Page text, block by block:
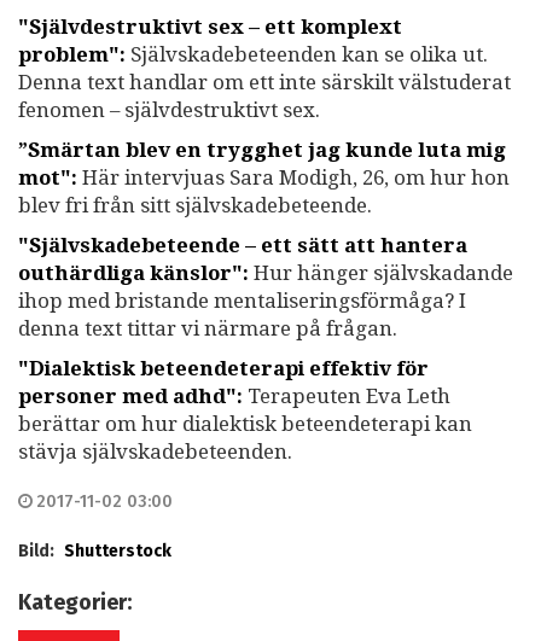
"Självdestruktivt sex – ett komplext
problem": Självskadebeteenden kan se olika ut.
Denna text handlar om ett inte särskilt välstuderat
fenomen – självdestruktivt sex.
”Smärtan blev en trygghet jag kunde luta mig
mot": Här intervjuas Sara Modigh, 26, om hur hon
blev fri från sitt självskadebeteende.
"Självskadebeteende – ett sätt att hantera
outhärdliga känslor": Hur hänger självskadande
ihop med bristande mentaliseringsförmåga? I
denna text tittar vi närmare på frågan.
"Dialektisk beteendeterapi effektiv för
personer med adhd": Terapeuten Eva Leth
berättar om hur dialektisk beteendeterapi kan
stävja självskadebeteenden.
2017-11-02 03:00
Bild: Shutterstock
Kategorier: